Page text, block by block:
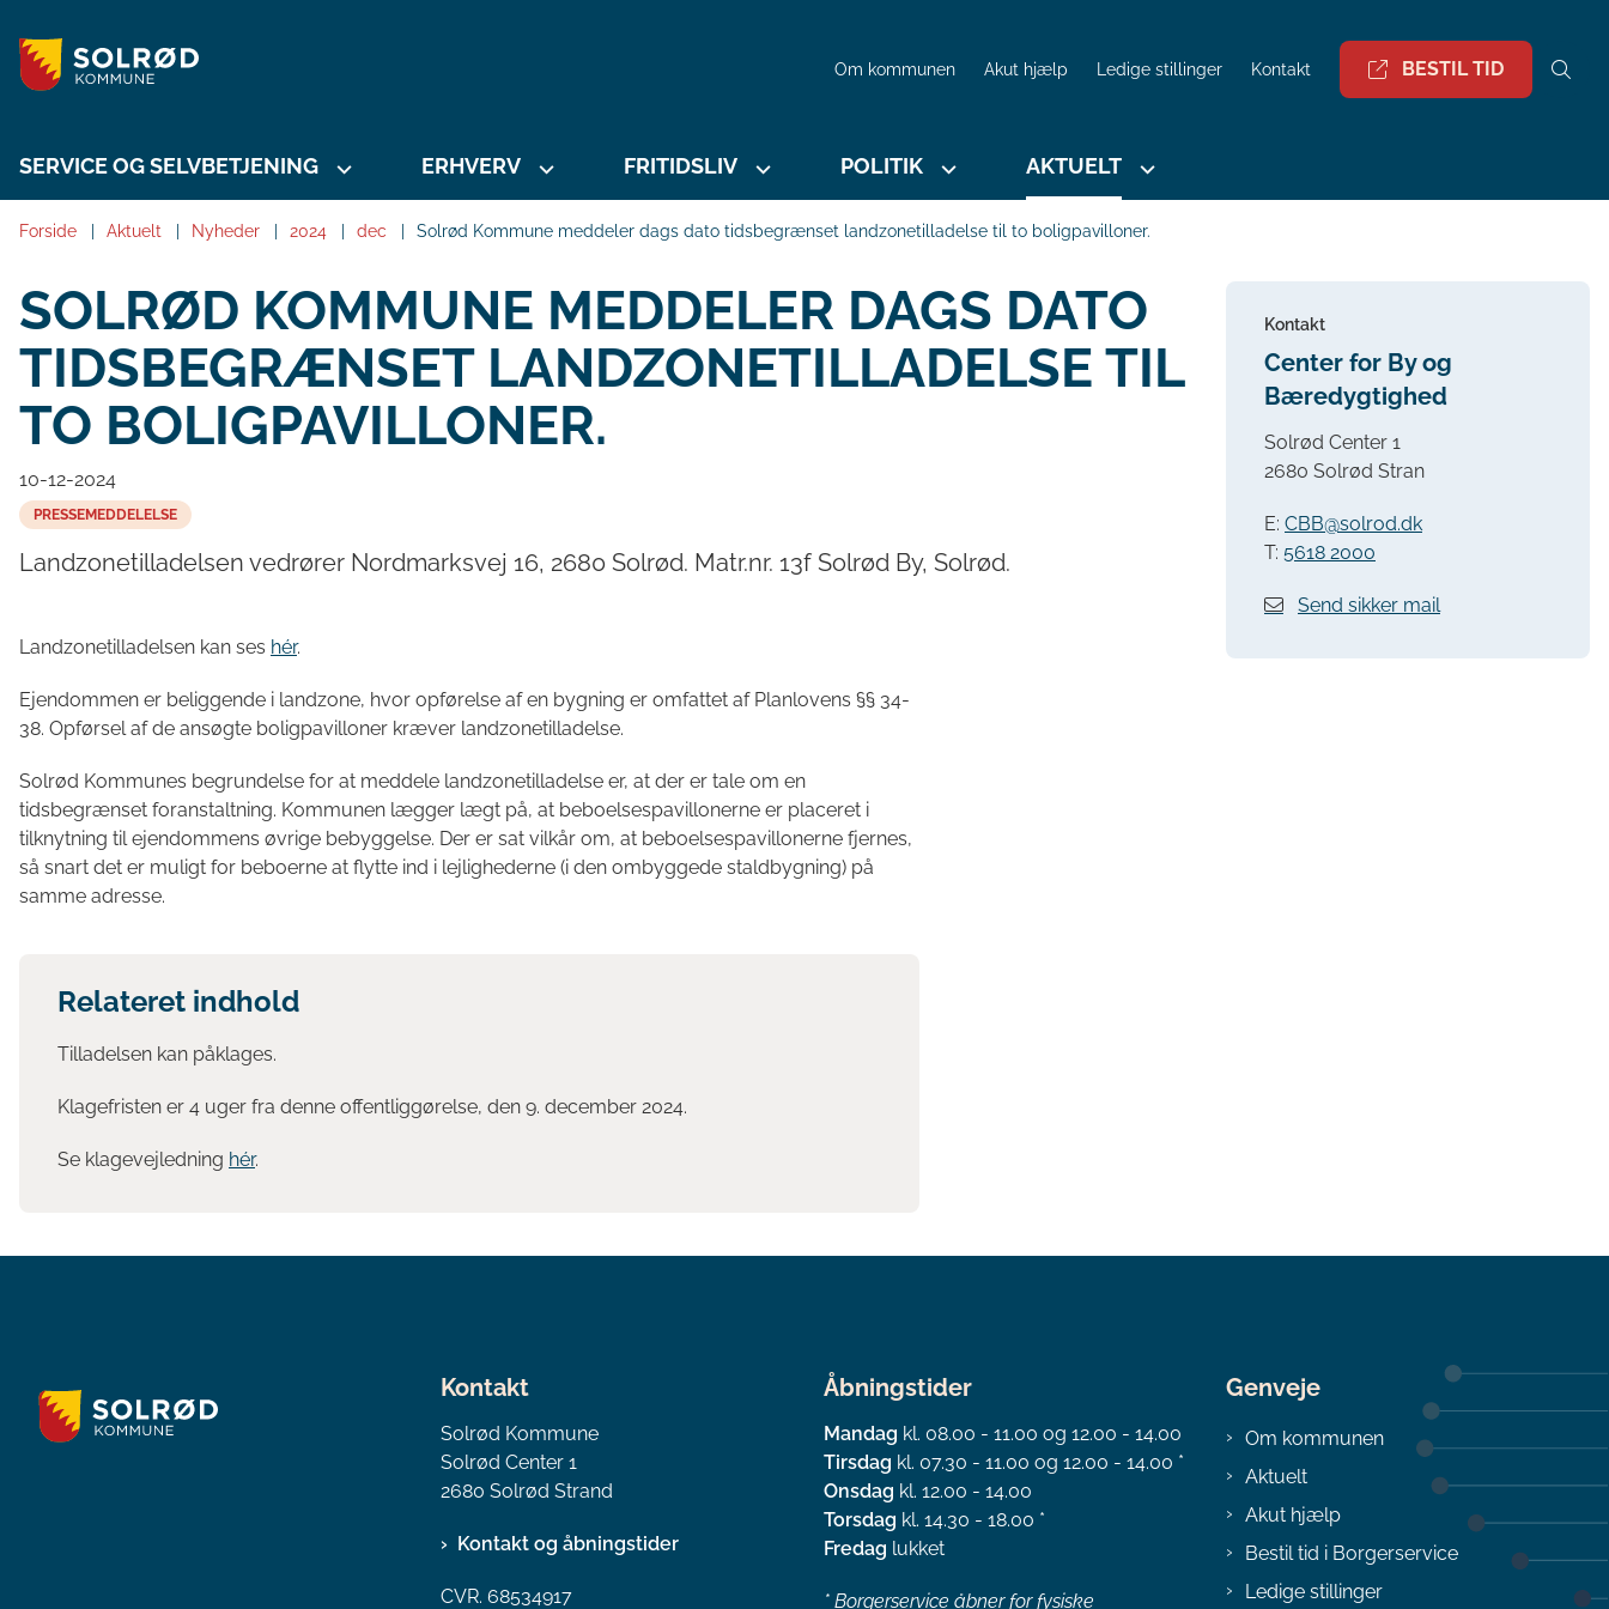
Om kommunen Akut hjælp Ledige stillinger Kontakt BESTIL TID
SERVICE OG SELVBETJENING ERHVERV FRITIDSLIV POLITIK AKTUELT
Forside Aktuelt Nyheder 2024 dec Solrød Kommune meddeler dags dato tidsbegrænset landzonetilladelse til to boligpavilloner.
SOLRØD KOMMUNE MEDDELER DAGS DATO
TIDSBEGRÆNSET LANDZONETILLADELSE TIL
TO BOLIGPAVILLONER.
10-12-2024
PRESSEMEDDELELSE
Landzonetilladelsen vedrører Nordmarksvej 16, 2680 Solrød. Matr.nr. 13f Solrød By, Solrød.
Landzonetilladelsen kan ses hér.
Ejendommen er beliggende i landzone, hvor opførelse af en bygning er omfattet af Planlovens §§ 34-
38. Opførsel af de ansøgte boligpavilloner kræver landzonetilladelse.
Solrød Kommunes begrundelse for at meddele landzonetilladelse er, at der er tale om en
tidsbegrænset foranstaltning. Kommunen lægger lægt på, at beboelsespavillonerne er placeret i
tilknytning til ejendommens øvrige bebyggelse. Der er sat vilkår om, at beboelsespavillonerne fjernes,
så snart det er muligt for beboerne at flytte ind i lejlighederne (i den ombyggede staldbygning) på
samme adresse.
Relateret indhold
Tilladelsen kan påklages.
Klagefristen er 4 uger fra denne offentliggørelse, den 9. december 2024.
Se klagevejledning hér.
Kontakt
Center for By og
Bæredygtighed
Solrød Center 1
2680 Solrød Stran
E: CBB@solrod.dk
T: 5618 2000
Send sikker mail
Kontakt
Solrød Kommune
Solrød Center 1
2680 Solrød Strand
Kontakt og åbningstider
CVR. 68534917
Åbningstider
Mandag kl. 08.00 - 11.00 og 12.00 - 14.00
Tirsdag kl. 07.30 - 11.00 og 12.00 - 14.00 *
Onsdag kl. 12.00 - 14.00
Torsdag kl. 14.30 - 18.00 *
Fredag lukket
* Borgerservice åbner for fysiske
Genveje
Om kommunen
Aktuelt
Akut hjælp
Bestil tid i Borgerservice
Ledige stillinger